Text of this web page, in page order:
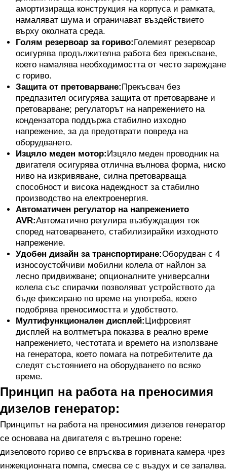
амортизираща конструкция на корпуса и рамката,
намаляват шума и ограничават въздействието
върху околната среда.
Голям резервоар за гориво:Големият резервоар
осигурява продължителна работа без прекъсване,
което намалява необходимостта от често зареждане
с гориво.
Защита от претоварване:Прекъсвач без
предпазител осигурява защита от претоварване и
претоварване; регулаторът на напрежението на
кондензатора поддържа стабилно изходно
напрежение, за да предотврати повреда на
оборудването.
Изцяло меден мотор:Изцяло меден проводник на
двигателя осигурява отлична вълнова форма, ниско
ниво на изкривяване, силна претоварваща
способност и висока надеждност за стабилно
производство на електроенергия.
Автоматичен регулатор на напрежението
AVR:Автоматично регулира възбуждащия ток
според натоварването, стабилизирайки изходното
напрежение.
Удобен дизайн за транспортиране:Оборудван с 4
износоустойчиви мобилни колела от найлон за
лесно придвижване; опционалните универсални
колела със спирачки позволяват устройството да
бъде фиксирано по време на употреба, което
подобрява преносимостта и удобството.
Мултифункционален дисплей:Цифровият
дисплей на волтметъра показва в реално време
напрежението, честотата и времето на използване
на генератора, което помага на потребителите да
следят състоянието на оборудването по всяко
време.
Принцип на работа на преносимия
дизелов генератор:
Принципът на работа на преносимия дизелов генератор
се основава на двигателя с вътрешно горене:
дизеловото гориво се впръсква в горивната камера чрез
инжекционната помпа, смесва се с въздух и се запалва.